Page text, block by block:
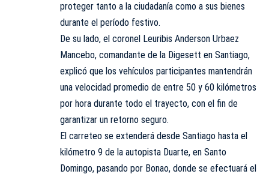
proteger tanto a la ciudadanía como a sus bienes
durante el período festivo.
De su lado, el coronel Leuribis Anderson Urbaez
Mancebo, comandante de la Digesett en Santiago,
explicó que los vehículos participantes mantendrán
una velocidad promedio de entre 50 y 60 kilómetros
por hora durante todo el trayecto, con el fin de
garantizar un retorno seguro.
El carreteo se extenderá desde Santiago hasta el
kilómetro 9 de la autopista Duarte, en Santo
Domingo, pasando por Bonao, donde se efectuará el